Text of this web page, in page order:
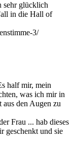
sehr glücklich
in die Hall of
3/
half mir, mein
was ich mir in
den Augen zu
Frau ... hab dieses
geschenkt und sie